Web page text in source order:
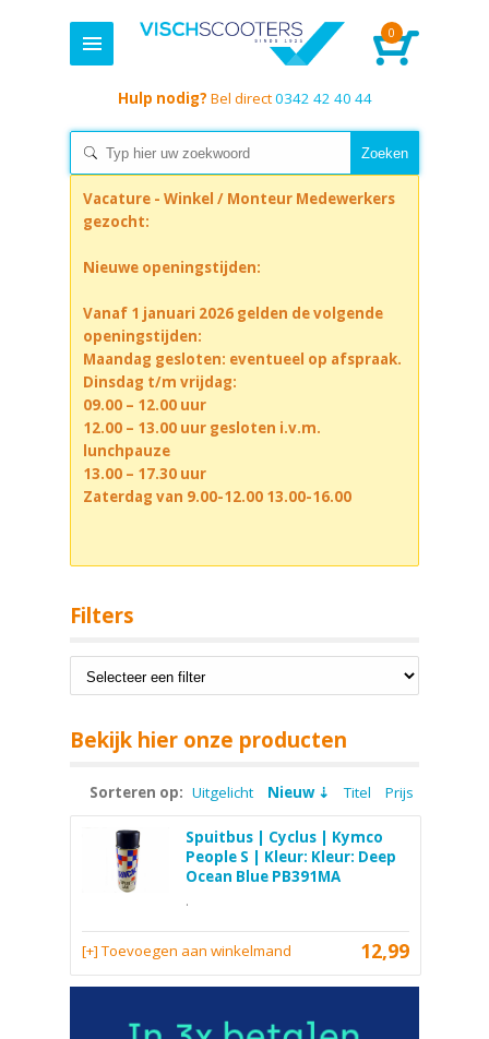
0
Hulp nodig? Bel direct0342 42 40 44
Vacature - Winkel / Monteur Medewerkers
gezocht:
Nieuwe openingstijden:
Vanaf 1 januari 2026 gelden de volgende
openingstijden:
Maandag gesloten: eventueel op afspraak.
Dinsdag t/m vrijdag:
09.00 – 12.00 uur
12.00 – 13.00 uur gesloten i.v.m.
lunchpauze
13.00 – 17.30 uur
Zaterdag van 9.00-12.00 13.00-16.00
Filters
Bekijk hier onze producten
Sorteren op: Uitgelicht Nieuw Titel Prijs
Spuitbus | Cyclus | Kymco
People S | Kleur: Kleur: Deep
Ocean Blue PB391MA
.
12,99
[+] Toevoegen aan winkelmand